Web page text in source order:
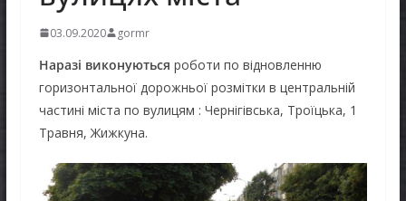
03.09.2020 gormr
Наразі виконуються роботи по відновленню
горизонтальної дорожньої розмітки в центральній
частині міста по вулицям : Чернігівська, Троїцька, 1
Травня, Жижкуна.